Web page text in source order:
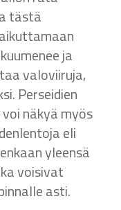
tästä
ja
valoviiruja,
Perseidien
näkyä myös
eli
yleensä
voisivat
asti.